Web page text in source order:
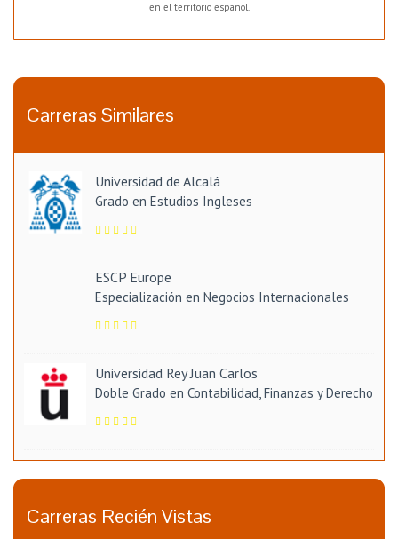
en el territorio español.
Carreras Similares
Universidad de Alcalá
Grado en Estudios Ingleses
ESCP Europe
Especialización en Negocios Internacionales
Universidad Rey Juan Carlos
Doble Grado en Contabilidad, Finanzas y Derecho
Carreras Recién Vistas